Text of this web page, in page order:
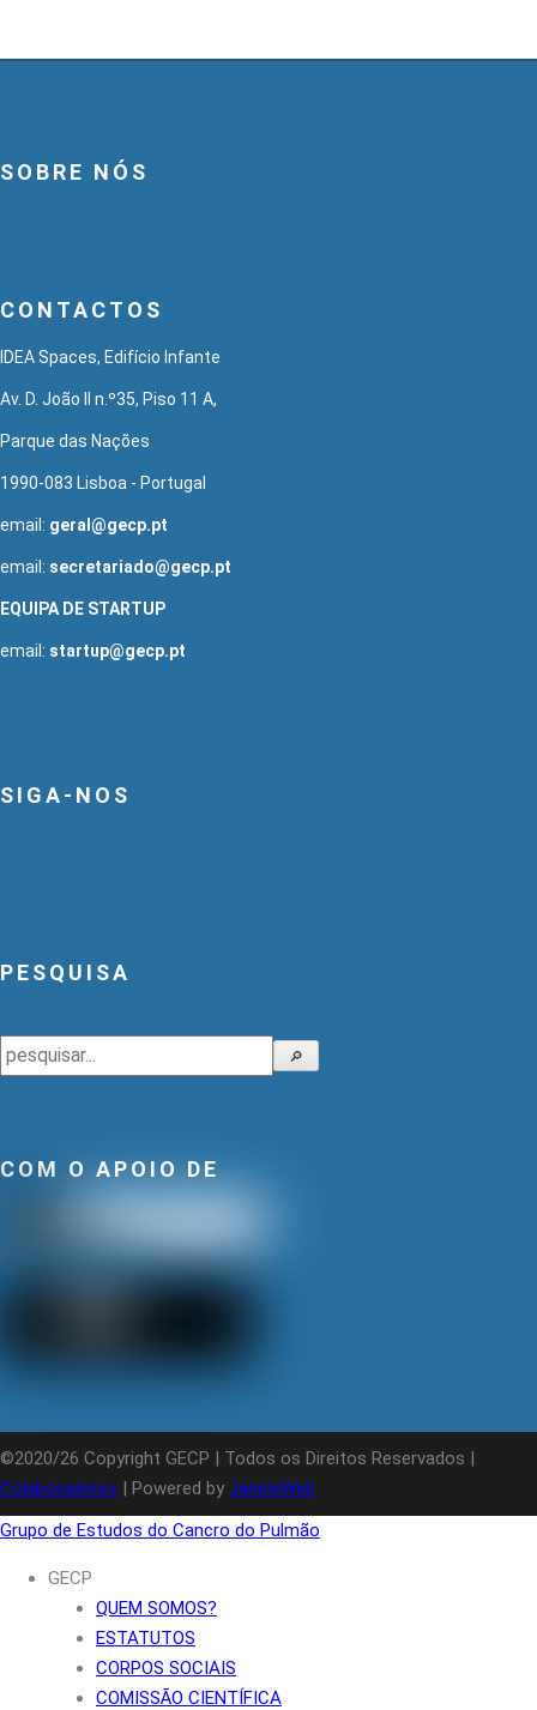
SOBRE NÓS
CONTACTOS
IDEA Spaces, Edifício Infante
Av. D. João II n.º35, Piso 11 A,
Parque das Nações
1990-083 Lisboa - Portugal
email: geral@gecp.pt
email: secretariado@gecp.pt
EQUIPA DE STARTUP
email: startup@gecp.pt
SIGA-NOS
PESQUISA
Pesquisar 🔎
COM O APOIO DE
©2020/26 Copyright GECP | Todos os Direitos Reservados |
Colaboradores | Powered by JanelaWeb
Grupo de Estudos do Cancro do Pulmão
GECP
QUEM SOMOS?
ESTATUTOS
CORPOS SOCIAIS
COMISSÃO CIENTÍFICA